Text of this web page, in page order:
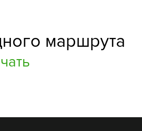
маршрута